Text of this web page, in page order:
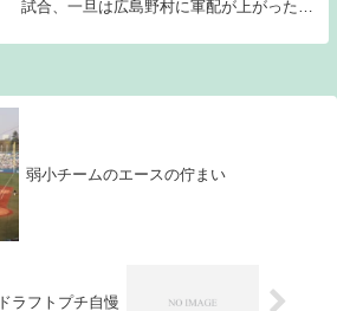
試合、一旦は広島野村に軍配が上がったか
り、鮮やかな逆転勝利を飾った。これで小
弱小チームのエースの佇まい
ドラフトプチ自慢